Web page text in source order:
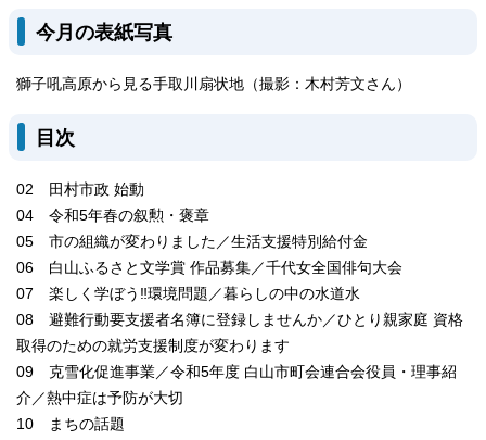
今月の表紙写真
獅子吼高原から見る手取川扇状地（撮影：木村芳文さん）
目次
02 田村市政 始動
04 令和5年春の叙勲・褒章
05 市の組織が変わりました／生活支援特別給付金
06 白山ふるさと文学賞 作品募集／千代女全国俳句大会
07 楽しく学ぼう‼環境問題／暮らしの中の水道水
08 避難行動要支援者名簿に登録しませんか／ひとり親家庭 資格
取得のための就労支援制度が変わります
09 克雪化促進事業／令和5年度 白山市町会連合会役員・理事紹
介／熱中症は予防が大切
10 まちの話題